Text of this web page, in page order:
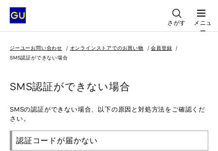
さがす
メニュ
ー
ジーユーお問い合わせ オンラインストアでのお買い物
会員登録
SMS認証ができない場合
SMS認証ができない場合
SMSの認証ができない場合、以下の原因と対処方法をご確認くだ
さい。
認証コードが届かない